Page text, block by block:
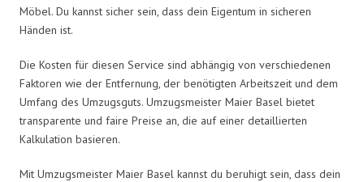
Möbel. Du kannst sicher sein, dass dein Eigentum in sicheren
Händen ist.
Die Kosten für diesen Service sind abhängig von verschiedenen
Faktoren wie der Entfernung, der benötigten Arbeitszeit und dem
Umfang des Umzugsguts. Umzugsmeister Maier Basel bietet
transparente und faire Preise an, die auf einer detaillierten
Kalkulation basieren.
Mit Umzugsmeister Maier Basel kannst du beruhigt sein, dass dein